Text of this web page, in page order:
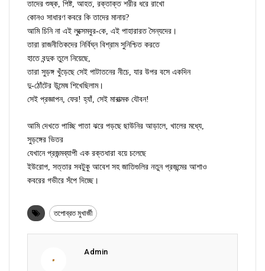
তাদের শুষ্ক, পিষ্ট, আহত, রক্তাক্ত শরীর ধরে রাখো
কোনও সাধারণ কবরে কি তাদের মানায়?
আমি চিনি না এই লুক্সেমবুর-কে, এই পাহারারত সৈন্যদের।
তারা রাজনীতিকদের নির্বিঘ্ন বিশ্রাম সুনিশ্চিত করতে
হাতে বন্দুক তুলে নিয়েছে,
তারা সুড়ঙ্গ খুঁড়েছে সেই পাটাতনের নীচে, যার উপর বসে একদিন
দু-ঠোঁটের উন্মেষ শিখেছিলাম।
সেই প্রজ্ঞাপন, ফের! হ্যাঁ, সেই মারাত্মক যৌবন!
আমি দেখতে পাচ্ছি পাতা ঝরে পড়ছে ছাউনির আড়ালে, খালের মধ্যে,
সুড়ঙ্গের ভিতর
যেখানে প্রজন্মব্যাপী এক রক্তধারা বয়ে চলেছে
ইউরোপ, সত্তার সবটুকু আবেশ সহ জাতিগুলির নতুন প্রজন্মের আশাও
কবরের গভীরে সঁপে দিচ্ছে।
তপোব্রত মুখার্জী
Admin